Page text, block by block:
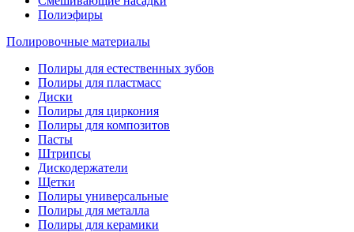
Полиэфиры
Полировочные материалы
Полиры для естественных зубов
Полиры для пластмасс
Диски
Полиры для циркония
Полиры для композитов
Пасты
Штрипсы
Дискодержатели
Щетки
Полиры универсальные
Полиры для металла
Полиры для керамики